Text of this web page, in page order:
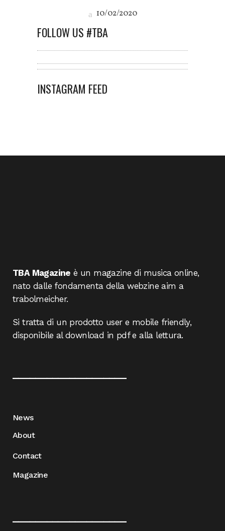
10/02/2020
FOLLOW US #TBA
INSTAGRAM FEED
TBA Magazine è un magazine di musica online,
nato dalle fondamenta della webzine aim a
trabolmeicher.
Si tratta di un prodotto user e mobile friendly,
disponibile al download in pdf e alla lettura.
News
About
Contact
Magazine